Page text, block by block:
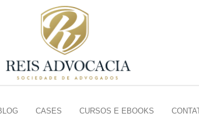
CASES CURSOS E EBOOKS